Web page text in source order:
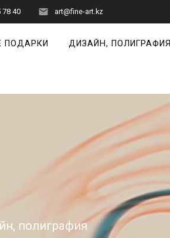
78 40 art@fine-art.kz
ПОДАРКИ ДИЗАЙН, ПОЛИГРАФИЯ
полиграфия